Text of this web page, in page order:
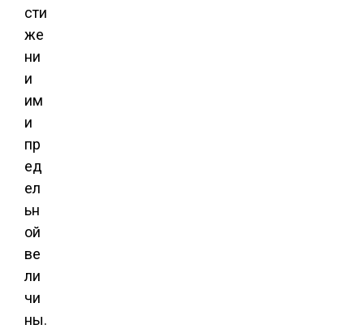
сти
же
ни
и
им
и
пр
ед
ел
ьн
ой
ве
ли
чи
ны.